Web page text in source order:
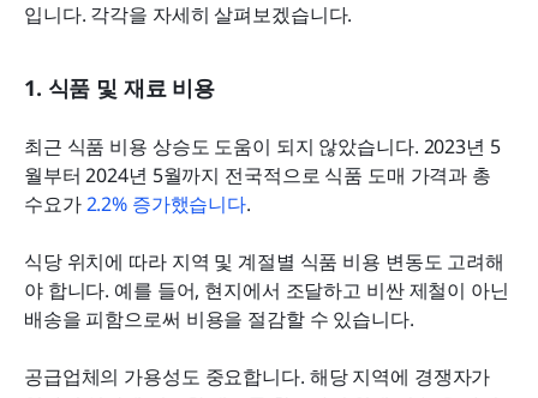
입니다. 각각을 자세히 살펴보겠습니다.
1. 식품 및 재료 비용
최근 식품 비용 상승도 도움이 되지 않았습니다. 2023년 5
월부터 2024년 5월까지 전국적으로 식품 도매 가격과 총
수요가 2.2% 증가했습니다.
식당 위치에 따라 지역 및 계절별 식품 비용 변동도 고려해
야 합니다. 예를 들어, 현지에서 조달하고 비싼 제철이 아닌
배송을 피함으로써 비용을 절감할 수 있습니다.
공급업체의 가용성도 중요합니다. 해당 지역에 경쟁자가